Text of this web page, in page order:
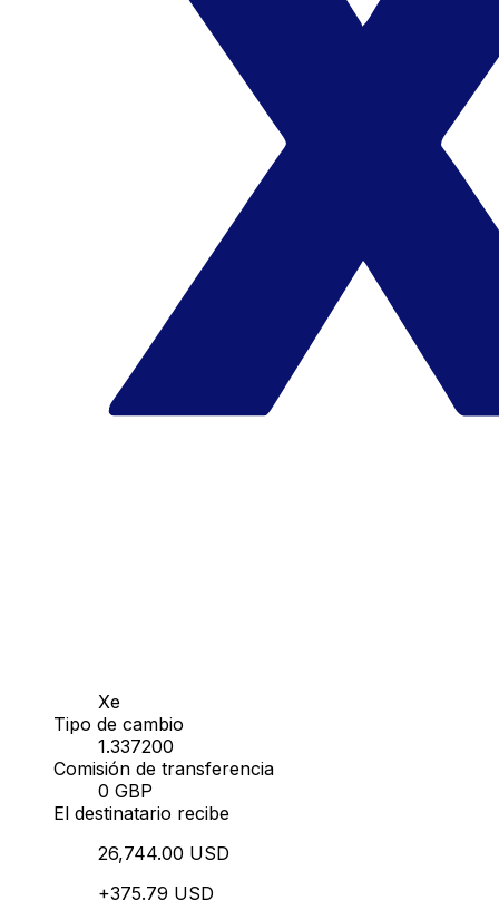
Xe
Tipo de cambio
1.337200
Comisión de transferencia
0 GBP
El destinatario recibe
26,744.00 USD
+375.79 USD